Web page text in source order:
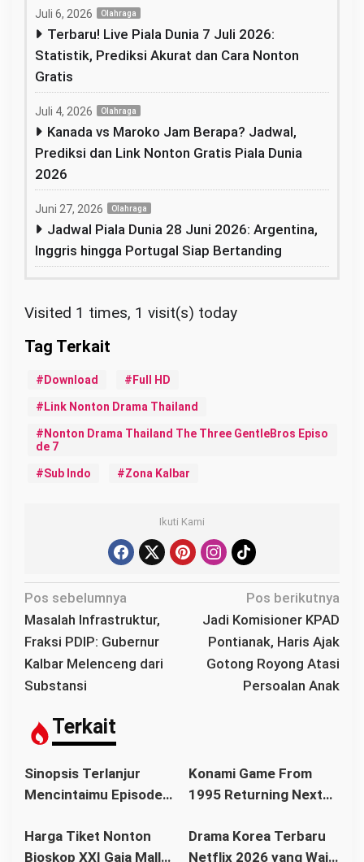
Juli 6, 2026 Olahraga
Terbaru! Live Piala Dunia 7 Juli 2026:
Statistik, Prediksi Akurat dan Cara Nonton
Gratis
Juli 4, 2026 Olahraga
Kanada vs Maroko Jam Berapa? Jadwal,
Prediksi dan Link Nonton Gratis Piala Dunia
2026
Juni 27, 2026 Olahraga
Jadwal Piala Dunia 28 Juni 2026: Argentina,
Inggris hingga Portugal Siap Bertanding
Visited 1 times, 1 visit(s) today
Download Full HD
Link Nonton Drama Thailand
Nonton Drama Thailand The Three GentleBros Episo
de 7
Sub Indo Zona Kalbar
Ikuti Kami
N
a
v
i
g
s
p
o
Pos sebelumnya
Masalah Infrastruktur,
Fraksi PDIP: Gubernur
Kalbar Melenceng dari
Substansi
Pos berikutnya
Jadi Komisioner KPAD
Pontianak, Haris Ajak
Gotong Royong Atasi
Persoalan Anak
Terkait
Sinopsis Terlanjur
Mencintaimu Episode
Rahasia Laura dan
Rendi Terancam
Konami Game From
1995 Returning Next
Ever, Game Legendaris
Akhirnya Rilis Globa
Harga Tiket Nonton
Bioskop XXI Gaia Mall
Drama Korea Terbaru
Netflix 2026 yang Wajib